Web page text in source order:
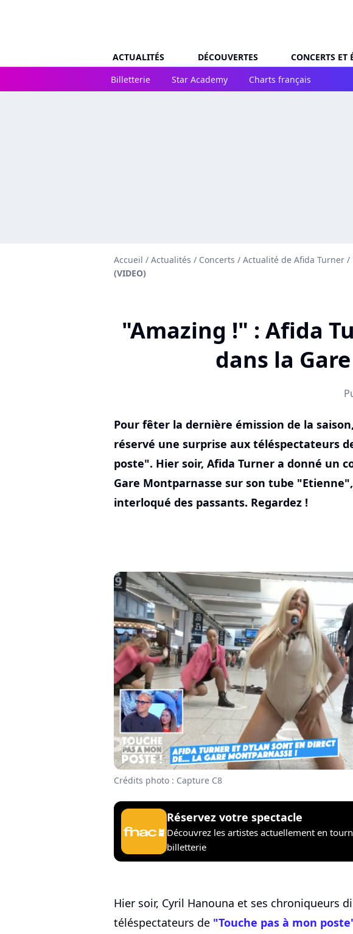
ACTUALITÉS DÉCOUVERTES CONCERTS ET
Billetterie
Star Academy Charts français
Accueil / Actualités / Concerts / Actualité de Afida Turner /
(VIDEO)
"Amazing !" : Afida
dans la
Pour fêter la dernière émission de la
réservé une surprise aux téléspectateurs
poste". Hier soir, Afida Turner a donné un
Gare Montparnasse sur son tube
interloqué des passants. Regardez !
Crédits photo : Capture C8
Réservez votre spectacle
Découvrez les artistes actuellement en
billetterie
Hier soir, Cyril Hanouna et ses chroniqueurs
téléspectateurs de "Touche pas à mon